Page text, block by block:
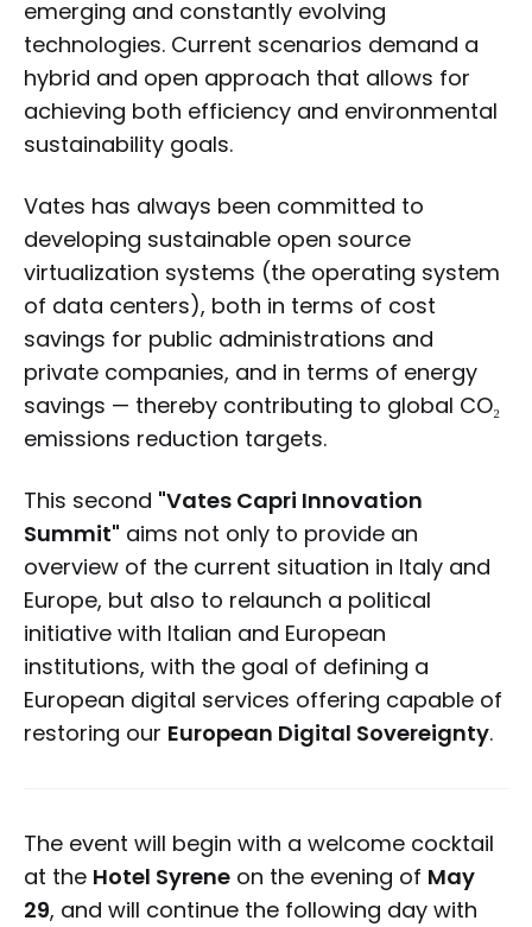
emerging and constantly evolving
technologies. Current scenarios demand a
hybrid and open approach that allows for
achieving both efficiency and environmental
sustainability goals.
Vates has always been committed to
developing sustainable open source
virtualization systems (the operating system
of data centers), both in terms of cost
savings for public administrations and
private companies, and in terms of energy
savings — thereby contributing to global CO₂
emissions reduction targets.
This second "Vates Capri Innovation
Summit" aims not only to provide an
overview of the current situation in Italy and
Europe, but also to relaunch a political
initiative with Italian and European
institutions, with the goal of defining a
European digital services offering capable of
restoring our European Digital Sovereignty.
The event will begin with a welcome cocktail
at the Hotel Syrene on the evening of May
29, and will continue the following day with